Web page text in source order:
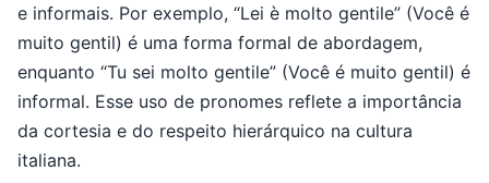
e informais. Por exemplo, “Lei è molto gentile” (Você é
muito gentil) é uma forma formal de abordagem,
enquanto “Tu sei molto gentile” (Você é muito gentil) é
informal. Esse uso de pronomes reflete a importância
da cortesia e do respeito hierárquico na cultura
italiana.